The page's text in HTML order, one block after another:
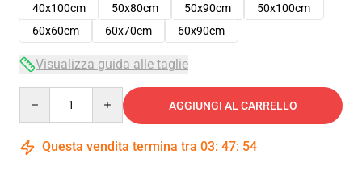
40x100cm
50x80cm 50x90cm
50x100cm
60x60cm
60x70cm 60x90cm
Visualizza guida alle taglie
AGGIUNGI AL CARRELLO
Questa vendita termina tra 03: 47: 54